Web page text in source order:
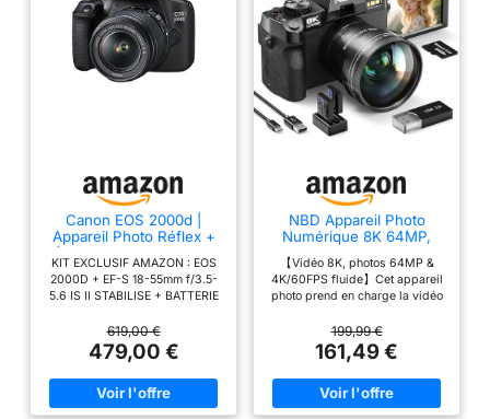
Canon EOS 2000d |
Appareil Photo Réflex +
(APS-C, 24.1 MP, WiFi,
Full HD) + 2ème Batterie
+ Objectif EF-S 18-55mm
f/3,5-5,6 is II stabilisé -
KIT EXCLUSIF AMAZON : EOS
2000D + EF-S 18-55mm f/3.5-
5.6 IS II STABILISE + BATTERIE
capteur: CMOS Résolution
d'image maximale: 6000 x
4000 pixels. La sensibilité ISO
(max): 12800. Longueur focale:
18 - 55 mm. Vitesse maximale
d'obturation de la caméra:
619,00 €
479,00 €
NBD Appareil Photo
Numérique 8K 64MP,
Numérique 16X, Noir
【Vidéo 8K, photos 64MP &
4K/60FPS fluide】Cet appareil
photo prend en charge la vidéo
5K à 30FPS, la 4K à 60FPS ou
30FPS et les photos jusqu’à
64MP. L’autofocus, l’objectif
F1.8 et le flash intégré facilitent
la prise de vue lors des
voyages, portraits, moments en
199,99 €
161,49 €